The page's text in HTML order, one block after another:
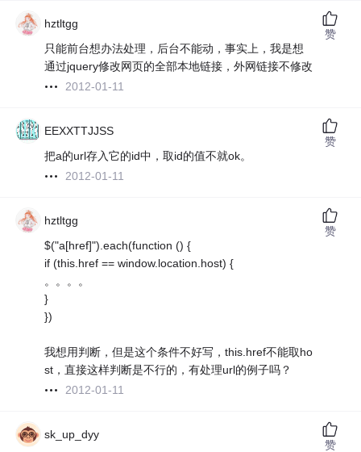
hztltgg
只能前台想办法处理，后台不能动，事实上，我是想
通过jquery修改网页的全部本地链接，外网链接不修改
2012-01-11
赞
EEXXTTJJSS
把a的url存入它的id中，取id的值不就ok。
2012-01-11
赞
hztltgg
$("a[href]").each(function () {
if (this.href == window.location.host) {
。。。。
}
})
我想用判断，但是这个条件不好写，this.href不能取ho
st，直接这样判断是不行的，有处理url的例子吗？
2012-01-11
赞
sk_up_dyy
赞